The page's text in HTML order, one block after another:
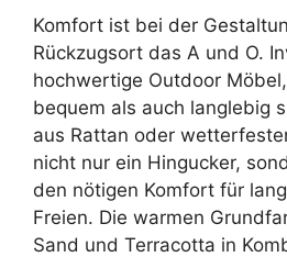
Komfort ist bei der
Rückzugsort das A und O.
hochwertige Outdoor
bequem als auch langlebig
aus Rattan oder
nicht nur ein Hingucker,
den nötigen Komfort für
Freien. Die warmen
Sand und Terracotta in